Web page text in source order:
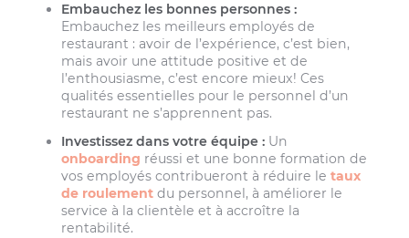
Embauchez les bonnes personnes :
Embauchez les meilleurs employés de
restaurant : avoir de l’expérience, c’est bien,
mais avoir une attitude positive et de
l’enthousiasme, c’est encore mieux! Ces
qualités essentielles pour le personnel d’un
restaurant ne s’apprennent pas.
Investissez dans votre équipe : Un
onboarding réussi et une bonne formation de
vos employés contribueront à réduire letaux
de roulement du personnel, à améliorer le
service à la clientèle et à accroître la
rentabilité.